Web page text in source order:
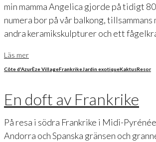
min mamma Angelica gjorde på tidigt
numera bor på vår balkong, tillsammans
andra keramikskulpturer och ett
Läs mer
Côte d'AzurÈze VillageFrankrikeJardin exotiqueKaktusResor
En doft av Frankrike
På resa i södra Frankrike i Midi-
Andorra och Spanska gränsen och